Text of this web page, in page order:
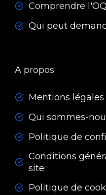
Comprendre
Qui peut
A propos
Mentions légales
Qui sommes-
Politique de
Conditions
site
Politique de